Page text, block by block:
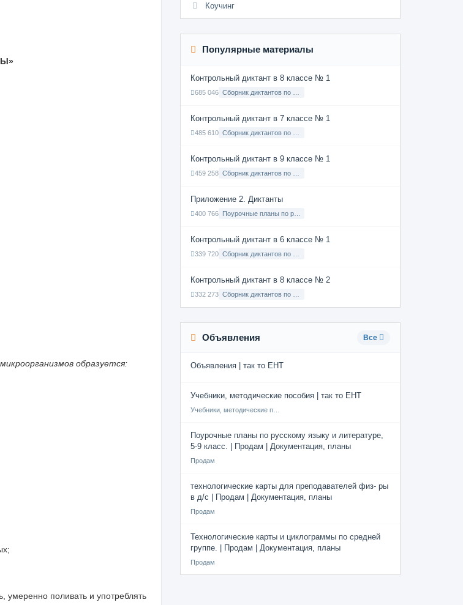
образуется:
умеренно поливать и употреблять
Коучинг
Популярные материалы
Контрольный диктант в 8 классе № 1
685 046
Контрольный диктант в 7 классе № 1
485 610
Контрольный диктант в 9 классе № 1
459 258
Приложение 2. Диктанты
400 766
Контрольный диктант в 6 классе № 1
339 720
Контрольный диктант в 8 классе № 2
332 273
Объявления Все
Объявления | так то ЕНТ
Учебники, методические пособия | так то ЕНТ
Поурочные планы по русскому языку и литературе,
5-9 класс. | Продам | Документация, планы
Продам
технологические карты для преподавателей физ- ры
в д/с | Продам | Документация, планы
Продам
Технологические карты и циклограммы по средней
группе. | Продам | Документация, планы
Продам